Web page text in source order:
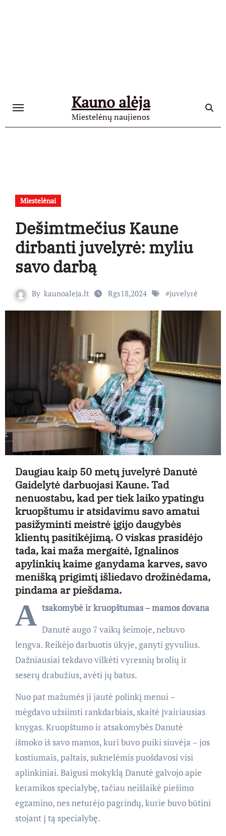
Kauno alėja
Miestelėnų naujienos
Miestelėnai
Dešimtmečius Kaune
dirbanti juvelyrė: myliu
savo darbą
By kaunoaleja.lt Rgs18,2024 #juvelyrė
Daugiau kaip 50 metų juvelyrė Danutė
Gaidelytė darbuojasi Kaune. Tad
nenuostabu, kad per tiek laiko ypatingu
kruopštumu ir atsidavimu savo amatui
pasižyminti meistrė įgijo daugybės
klientų pasitikėjimą. O viskas prasidėjo
tada, kai maža mergaitė, Ignalinos
apylinkių kaime ganydama karves, savo
menišką prigimtį išliedavo drožinėdama,
pindama ar piešdama.
A tsakomybė ir kruopštumas – mamos dovana
Danutė augo 7 vaikų šeimoje, nebuvo
lengva. Reikėjo darbuotis ūkyje, ganyti gyvulius.
Dažniausiai tekdavo vilkėti vyresnių brolių ir
seserų drabužius, avėti jų batus.
Nuo pat mažumės ji jautė polinkį menui –
mėgdavo užsiimti rankdarbiais, skaitė įvairiausias
knygas. Kruopštumo ir atsakomybės Danutė
išmoko iš savo mamos, kuri buvo puiki siuvėja – jos
kostiumais, paltais, suknelėmis puošdavosi visi
aplinkiniai. Baigusi mokyklą Danutė galvojo apie
keramikos specialybę, tačiau neišlaikė piešimo
egzamino, nes neturėjo pagrindų, kurie buvo būtini
stojant į tą specialybę.